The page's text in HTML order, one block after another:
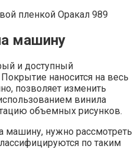
пленкой Оракал 989
машину
и доступный
наносится на весь
позволяет изменить
винила
объемных рисунков.
машину, нужно рассмотреть
по таким